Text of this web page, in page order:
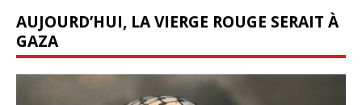
AUJOURD’HUI, LA VIERGE ROUGE SERAIT À
GAZA